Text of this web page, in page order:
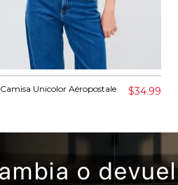
Camisa Unicolor Aéropostale $34.99